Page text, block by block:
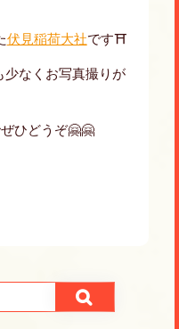
伏見稲荷大社です⛩
少なくお写真撮りが
ひどうぞ🤗🤗